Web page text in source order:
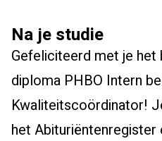
Na je studie
Gefeliciteerd met je het
diploma PHBO Intern
Kwaliteitscoördinator!
het Abituriëntenregister